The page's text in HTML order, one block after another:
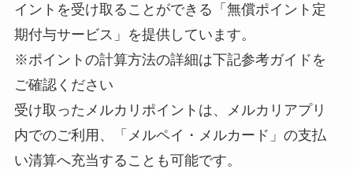
イントを受け取ることができる「無償ポイント定
期付与サービス」を提供しています。
※ポイントの計算方法の詳細は下記参考ガイドを
ご確認ください
受け取ったメルカリポイントは、メルカリアプリ
内でのご利用、「メルペイ・メルカード」の支払
い清算へ充当することも可能です。